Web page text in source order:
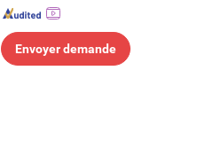
Envoyer demande